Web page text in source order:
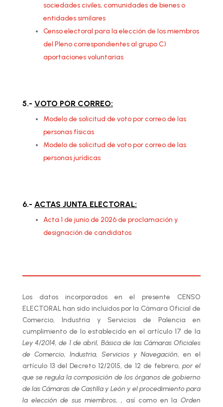
sociedades civiles, comunidades de bienes o
entidades similares
Censo electoral para la elección de los miembros
del Pleno correspondientes al grupo C)
aportaciones voluntarias
5.- VOTO POR CORREO:
Modelo de solicitud de voto por correo de las
personas físicas
Modelo de solicitud de voto por correo de las
personas jurídicas
6.- ACTAS JUNTA ELECTORAL:
Acta 1 de junio de 2026 de proclamación y
designación de candidatos
Los datos incorporados en el presente CENSO
ELECTORAL han sido incluidos por la Cámara Oficial de
Comercio, Industria y Servicios de Palencia en
cumplimiento de lo establecido en el artículo 17 de la
Ley 4/2014, de 1 de abril, Básica de las Cámaras Oficiales
de Comercio, Industria, Servicios y Navegación, en el
artículo 13 del Decreto 12/2015, de 12 de febrero,por el
que se regula la composición de los órganos de gobierno
de las Cámaras de Castilla y León y el procedimiento para
la elección de sus miembros, , así como en la Orden